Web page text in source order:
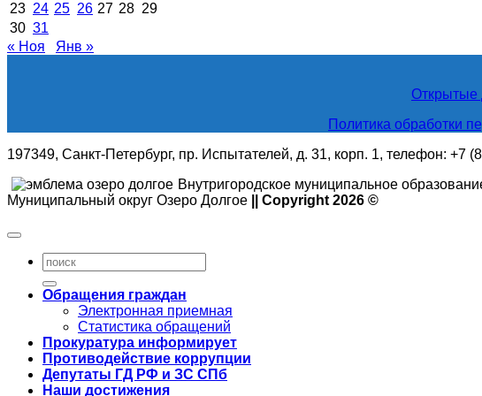
23 24 25 26 27 28 29
30 31
« Ноя
Янв »
Открытые
Политика обработки
197349, Санкт-Петербург, пр. Испытателей, д. 31, корп. 1, телефон: +7
Внутригородское муниципальное
Муниципальный округ Озеро Долгое
|| Copyright 2026 ©
Обращения граждан
Электронная приемная
Статистика обращений
Прокуратура информирует
Противодействие коррупции
Депутаты ГД РФ и ЗС СПб
Наши достижения